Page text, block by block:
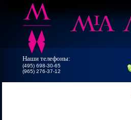
Наши телефоны:
(495) 698-30-65
(965) 276-37-12